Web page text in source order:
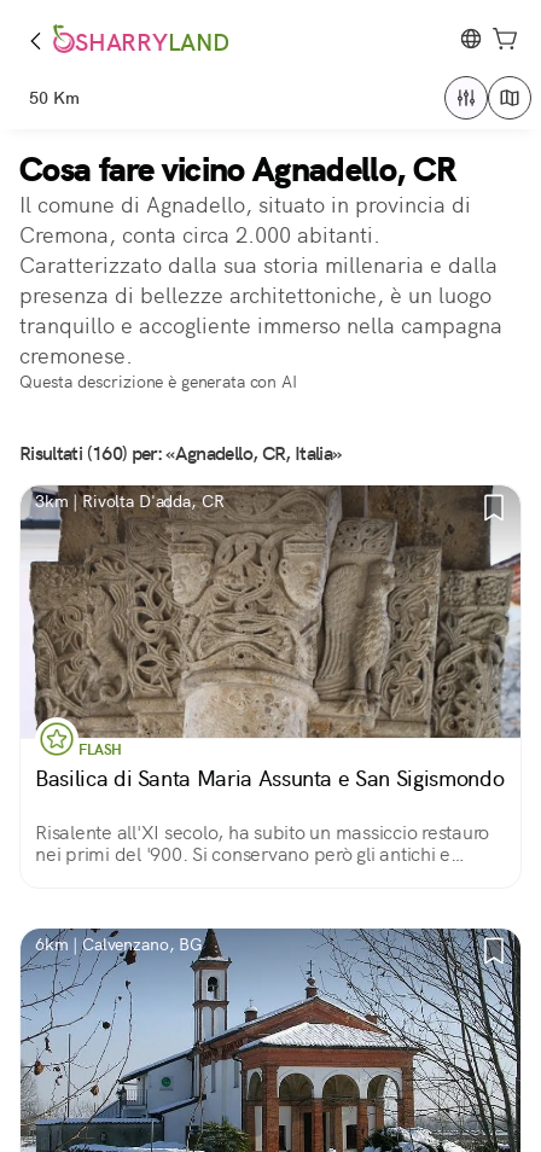
SHARRYLAND
50 Km
Cosa fare vicino Agnadello, CR
Il comune di Agnadello, situato in provincia di
Cremona, conta circa 2.000 abitanti.
Caratterizzato dalla sua storia millenaria e dalla
presenza di bellezze architettoniche, è un luogo
tranquillo e accogliente immerso nella campagna
cremonese.
Questa descrizione è generata con AI
Risultati (160) per: «Agnadello, CR, Italia»
3km | Rivolta D'adda, CR
FLASH
Basilica di Santa Maria Assunta e San Sigismondo
Risalente all'XI secolo, ha subito un massiccio restauro
nei primi del '900. Si conservano però gli antichi e
6km | Calvenzano, BG